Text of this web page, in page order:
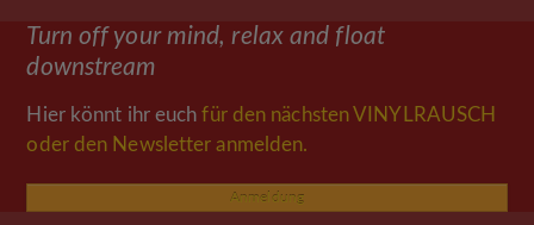
Turn off your mind, relax and float
downstream
Hier könnt ihr euchfür den nächsten VINYLRAUSCH
oder den Newsletter anmelden.
Anmeldung